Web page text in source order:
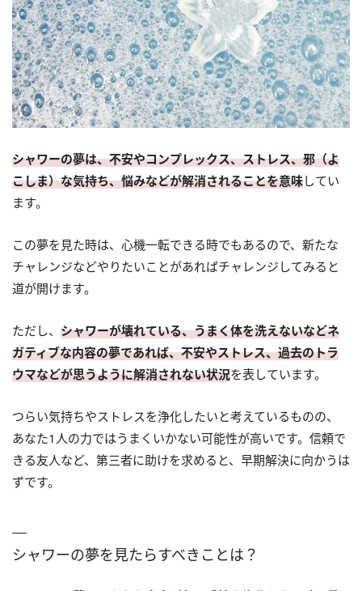
シャワーの夢は、不安やコンプレックス、ストレス、邪（よ
こしま）な気持ち、悩みなどが解消されることを意味してい
ます。
この夢を見た時は、心機一転できる時でもあるので、新たな
チャレンジなどやりたいことがあればチャレンジしてみると
道が開けます。
ただし、 シャワーが壊れている、うまく体を洗えないなどネ
ガティブな内容の夢であれば、不安やストレス、過去のトラ
ウマなどが思うように解消されない状況を表しています。
つらい気持ちやストレスを浄化したいと考えているものの、
あなた1人の力ではうまくいかない可能性が高いです。信頼で
きる友人など、第三者に助けを求めると、早期解決に向かうは
ずです。
シャワーの夢を見たらすべきことは？